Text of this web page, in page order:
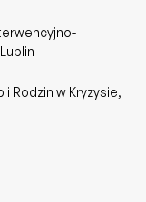
Rodzin w Kryzysie,